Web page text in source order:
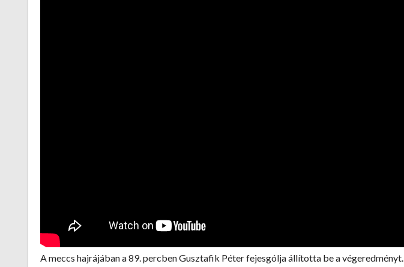
A meccs hajrájában a 89. percben Gusztafik Péter fejesgólja állította be a végeredményt.